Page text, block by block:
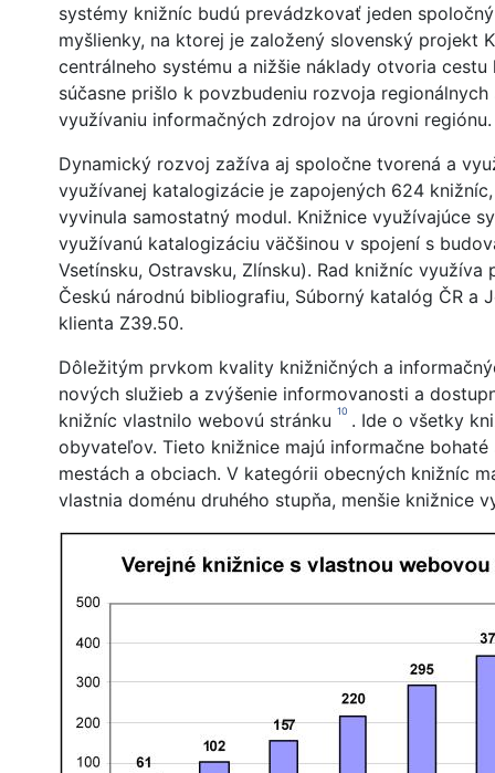
systémy knižníc budú prevádzkovať jeden
myšlienky, na ktorej je založený slovenský projekt
centrálneho systému a nižšie náklady otvoria
súčasne prišlo k povzbudeniu rozvoja
využívaniu informačných zdrojov na úrovni regiónu.
Dynamický rozvoj zažíva aj spoločne tvorená a
využívanej katalogizácie je zapojených 624
vyvinula samostatný modul. Knižnice využívajúce
využívanú katalogizáciu väčšinou v spojení s
Vsetínsku, Ostravsku, Zlínsku). Rad knižníc
Českú národnú bibliografiu, Súborný katalóg ČR
klienta Z39.50.
Dôležitým prvkom kvality knižničných a
nových služieb a zvýšenie informovanosti a
knižníc vlastnilo webovú stránku 10 . Ide o všetky
obyvateľov. Tieto knižnice majú informačne
mestách a obciach. V kategórii obecných knižníc
vlastnia doménu druhého stupňa, menšie knižnice